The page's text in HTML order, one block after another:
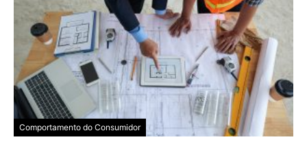
Comportamento do Consumidor